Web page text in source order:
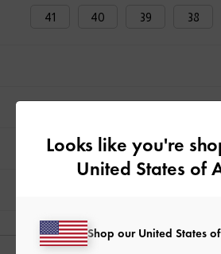
38
39
40
41
العناية
Looks like you're
United States of
Shop our United States